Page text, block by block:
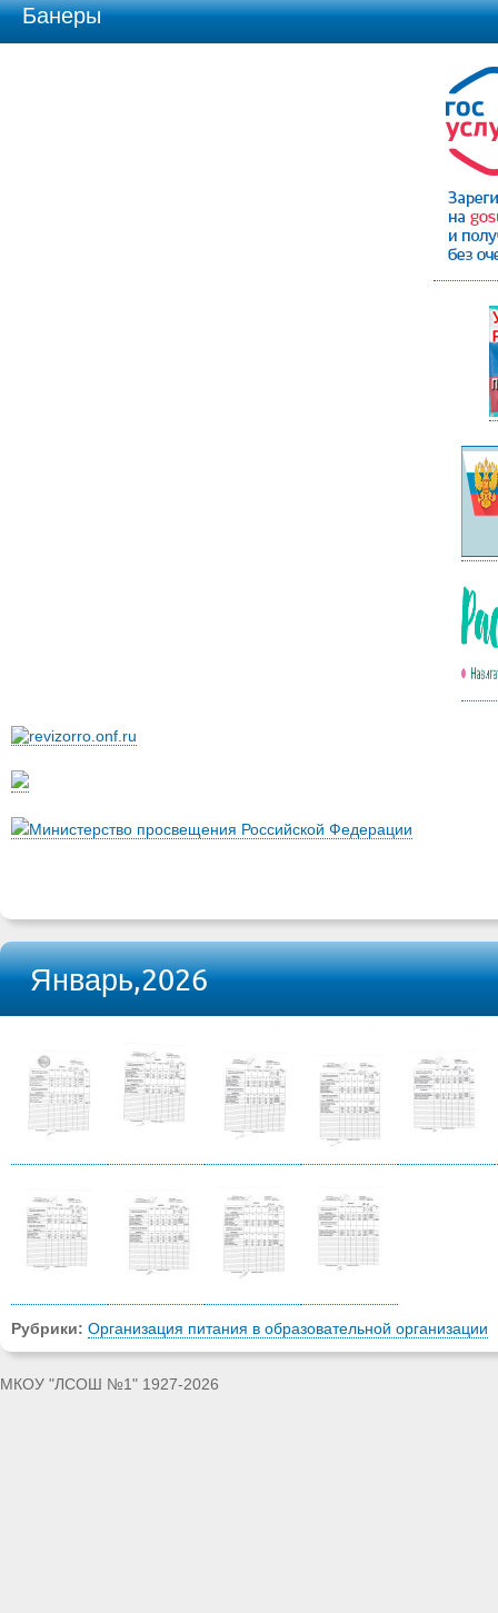
Банеры
Министерство просвещения Российской Федерации
Январь,2026
Рубрики: Организация питания в образовательной организации
МКОУ "ЛСОШ №1" 1927-2026